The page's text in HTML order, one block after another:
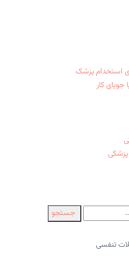
استخدام پزشک
کار
پزشکی
جستجو
تنفسی